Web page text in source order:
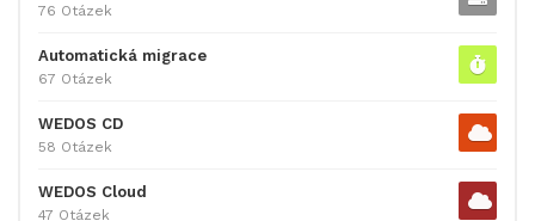
76 Otázek
Automatická migrace
67 Otázek
WEDOS CD
58 Otázek
WEDOS Cloud
47 Otázek